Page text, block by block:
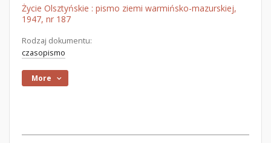
Życie Olsztyńskie : pismo ziemi warmińsko-mazurskiej,
1947, nr 187
Rodzaj dokumentu:
czasopismo
More